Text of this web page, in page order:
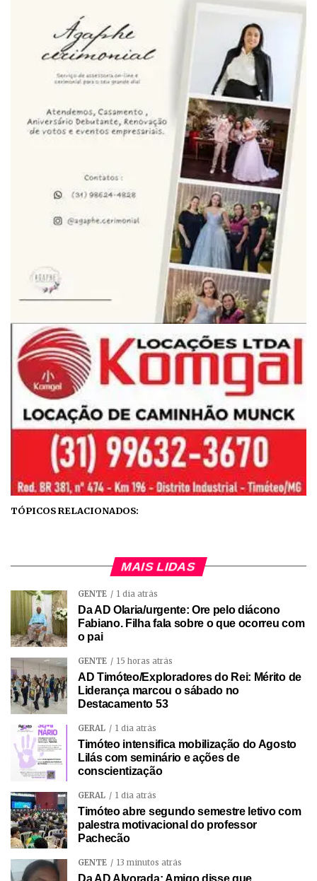
TÓPICOS RELACIONADOS:
MAIS LIDAS
GENTE 1 dia atrás
Da AD Olaria/urgente: Ore pelo diácono
Fabiano. Filha fala sobre o que ocorreu com
o pai
GENTE 15 horas atrás
AD Timóteo/Exploradores do Rei: Mérito de
Liderança marcou o sábado no
Destacamento 53
GERAL 1 dia atrás
Timóteo intensifica mobilização do Agosto
Lilás com seminário e ações de
conscientização
GERAL 1 dia atrás
Timóteo abre segundo semestre letivo com
palestra motivacional do professor
Pachecão
GENTE 13 minutos atrás
Da AD Alvorada: Amigo disse que